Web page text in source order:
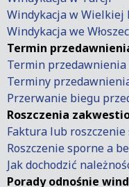
Windykacja w Wielkiej
Windykacja we
Termin
Termin przedawnienia
Terminy
Przerwanie biegu
Roszczenia
Faktura lub
Roszczenie sporne a
Jak dochodzić
Porady odnośnie